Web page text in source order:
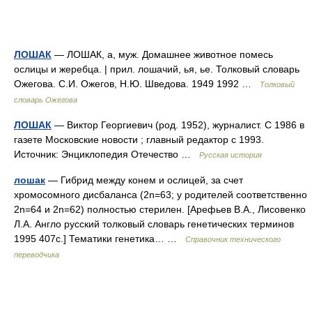
ЛОШАК — ЛОШАК, а, муж. Домашнее животное помесь
ослицы и жеребца. | прил. лошачий, ья, ье. Толковый словарь
Ожегова. С.И. Ожегов, Н.Ю. Шведова. 1949 1992 …
Толковый
словарь Ожегова
ЛОШАК — Виктор Георгиевич (род. 1952), журналист. С 1986 в
газете Московские новости ; главный редактор с 1993.
Источник: Энциклопедия Отечество …
Русская история
лошак — Гибрид между конем и ослицей, за счет
хромосомного дисбаланса (2n=63; у родителей соответственно
2n=64 и 2n=62) полностью стерилен. [Арефьев В.А., Лисовенко
Л.А. Англо русский толковый словарь генетических терминов
1995 407с.] Тематики генетика… …
Справочник технического
переводчика